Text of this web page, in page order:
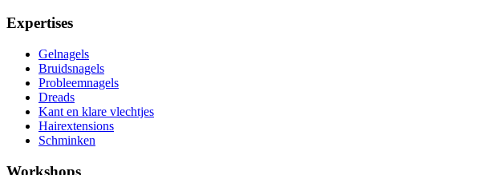
Expertises
Gelnagels
Bruidsnagels
Probleemnagels
Dreads
Kant en klare vlechtjes
Hairextensions
Schminken
Workshops